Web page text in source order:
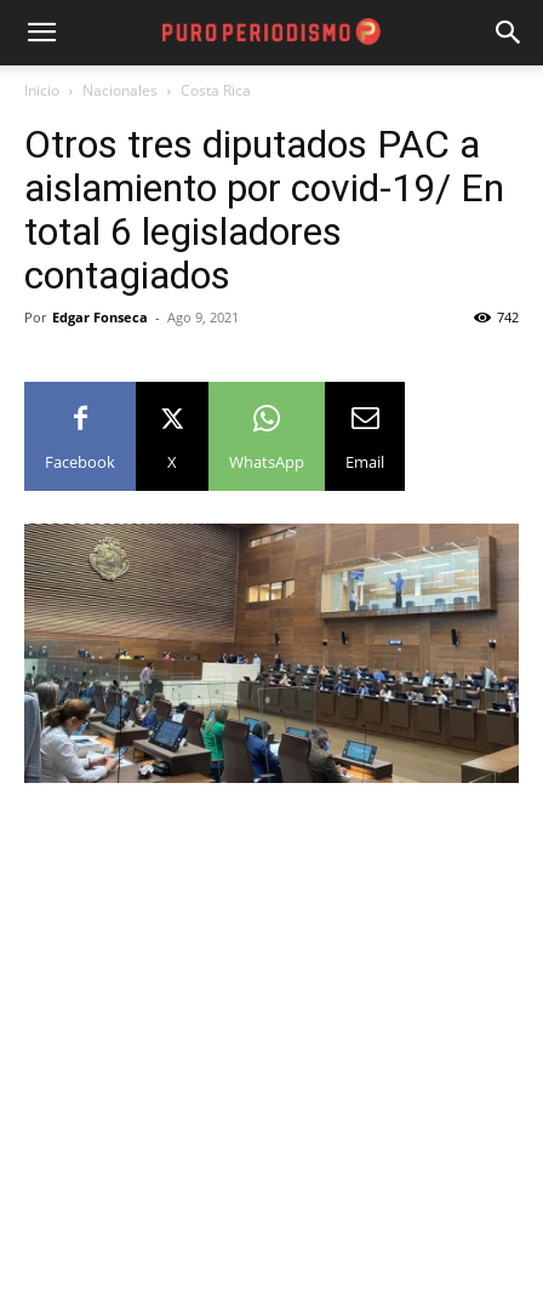
Inicio Nacionales Costa Rica
Otros tres diputados PAC a
aislamiento por covid-19/ En
total 6 legisladores
contagiados
Por Edgar Fonseca - Ago 9, 2021 742
Facebook X WhatsApp Email